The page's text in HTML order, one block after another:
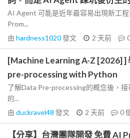
AI Agent 可能是近年最容易出現新工
Prom...
由 hardness1020發文 2 天前
[Machine Learning A-Z [2026] ]
pre-processing with Python
了解Data Pre-processing的概念後，
的...
由 duckravel48 發文 2 天前 0
【分享】台灣團隊開發 免費 AI